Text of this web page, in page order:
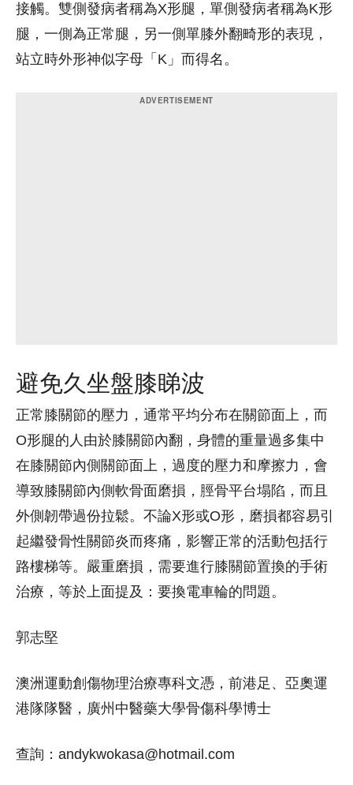
接觸。雙側發病者稱為X形腿，單側發病者稱為K形
腿，一側為正常腿，另一側單膝外翻畸形的表現，
站立時外形神似字母「K」而得名。
避免久坐盤膝睇波
正常膝關節的壓力，通常平均分布在關節面上，而
O形腿的人由於膝關節內翻，身體的重量過多集中
在膝關節內側關節面上，過度的壓力和摩擦力，會
導致膝關節內側軟骨面磨損，脛骨平台塌陷，而且
外側韌帶過份拉鬆。不論X形或O形，磨損都容易引
起繼發骨性關節炎而疼痛，影響正常的活動包括行
路樓梯等。嚴重磨損，需要進行膝關節置換的手術
治療，等於上面提及：要換電車輪的問題。
郭志堅
澳洲運動創傷物理治療專科文憑，前港足、亞奧運
港隊隊醫，廣州中醫藥大學骨傷科學博士
查詢：andykwokasa@hotmail.com